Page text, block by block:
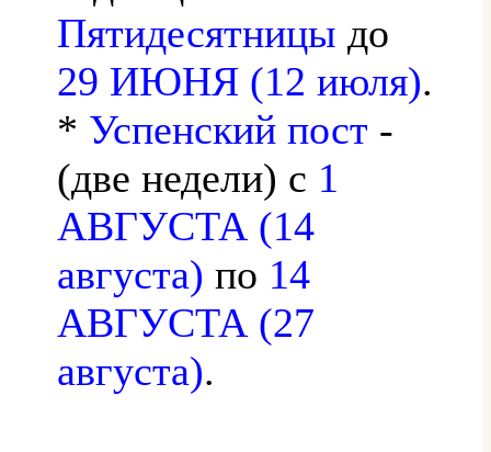
Пятидесятницы до
29 ИЮНЯ (12 июля).
* Успенский пост -
(две недели) с 1
АВГУСТА (14
августа) по 14
АВГУСТА (27
августа).